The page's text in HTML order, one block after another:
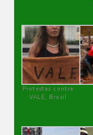
Protestas contra
VALE, Brasil